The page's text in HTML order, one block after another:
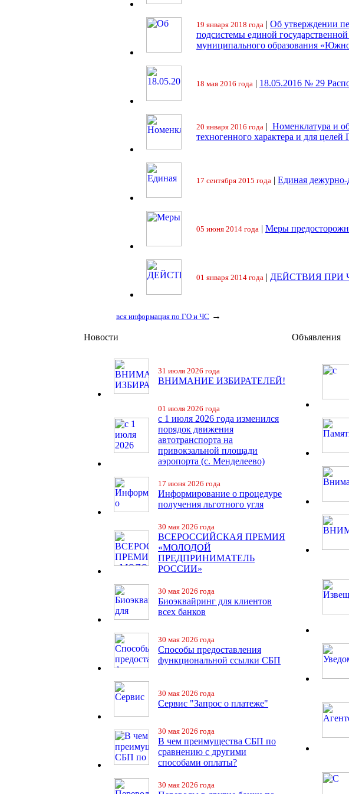
19 января 2018 года | Об утверждении
подсистемы единой
муниципального образования
18 мая 2016 года | 18.05.2016 № 29
20 января 2016 года | Номенклатура и
техногенного характера и для целей
17 сентября 2015 года | Единая
05 июня 2014 года | Меры
01 января 2014 года | ДЕЙСТВИЯ ПРИ
вся информация по ГО и ЧС →
Новости
31 июля 2026 года
ВНИМАНИЕ ИЗБИРАТЕЛЕЙ!
01 июля 2026 года
с 1 июля 2026 года изменился
порядок движения
автотранспорта на
привокзальной площади
аэропорта (с. Менделеево)
17 июня 2026 года
Информирование о процедуре
получения льготного угля
30 мая 2026 года
ВСЕРОССИЙСКАЯ ПРЕМИЯ
«МОЛОДОЙ
ПРЕДПРИНИМАТЕЛЬ
РОССИИ»
30 мая 2026 года
Биоэквайринг для клиентов
всех банков
30 мая 2026 года
Способы предоставления
функциональной ссылки СБП
30 мая 2026 года
Сервис "Запрос о платеже"
30 мая 2026 года
В чем преимущества СБП по
сравнению с другими
способами оплаты?
30 мая 2026 года
Объявления